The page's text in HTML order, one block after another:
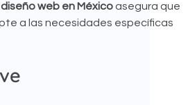
diseño web en Méxicoasegura que
a las necesidades específicas